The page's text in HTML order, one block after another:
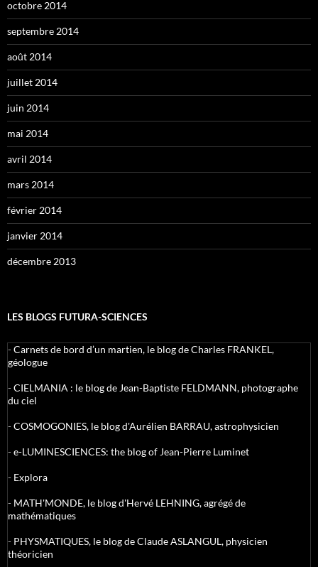
octobre 2014
septembre 2014
août 2014
juillet 2014
juin 2014
mai 2014
avril 2014
mars 2014
février 2014
janvier 2014
décembre 2013
LES BLOGS FUTURA-SCIENCES
-Carnets de bord d’un martien, le blog de Charles FRANKEL,
géologue
-CIELMANIA : le blog de Jean-Baptiste FELDMANN, photographe
du ciel
-COSMOGONIES, le blog d'Aurélien BARRAU, astrophysicien
-e-LUMINESCIENCES: the blog of Jean-Pierre Luminet
- Explora
- MATH'MONDE, le blog d'Hervé LEHNING, agrégé de
mathématiques
- PHYSMATIQUES, le blog de Claude ASLANGUL, physicien
théoricien